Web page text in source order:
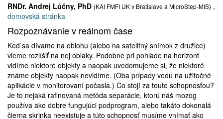
RNDr. Andrej Lúčny, PhD (KAI FMFI UK v Bratislave a MicroStep-MIS) ,
domovská stránka
Rozpoznávanie v reálnom čase
Keď sa dívame na oblohu (alebo na satelitný snímok z družice)
vieme rozlíšiť na nej oblaky. Podobne pri pohľade na horizont
vidíme niektoré objekty a naopak uvedomujeme si, že niektoré
známe objekty naopak nevidíme. (Oba prípady vedú na užitočné
aplikácie v monitorovaní počasia.) Čo stojí za touto schopnosťou?
Je to nejaká rafinovaná metóda separácie, ktorú náš mozog
používa ako dobre fungujúci podprogram, alebo takáto dokonalá
čierna skrinka neexistuje a túto schopnosť musíme vnímať ako